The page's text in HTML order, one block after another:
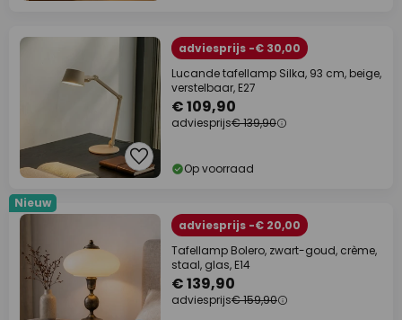
adviesprijs -€ 30,00
Lucande tafellamp Silka, 93 cm, beige,
verstelbaar, E27
€ 109,90
adviesprijs€ 139,90
Op voorraad
Nieuw
adviesprijs -€ 20,00
Tafellamp Bolero, zwart-goud, crème,
staal, glas, E14
€ 139,90
adviesprijs€ 159,90